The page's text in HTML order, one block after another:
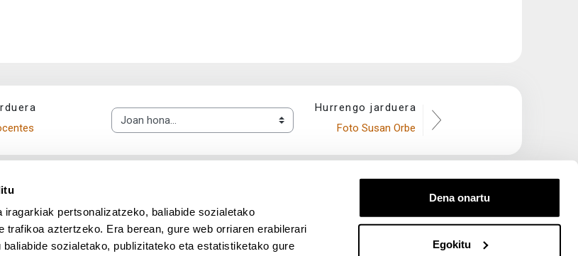
pertsonalizatzeko, baliabide sozialetako
trafikoa aztertzeko. Era berean, gure web orriaren erabilerari
sozialetako, publizitateko eta estatistiketako gure
Dena onartu
Egokitu
Joan hona...
Hurrengo jarduera
Foto Susan Orbe
UPV/EHU en Facebook (abre ventana nueva)
UPV/EHU en Twitter (abre ventana nueva)
UPV/EHU en LinkedIn (abre ventana nueva)
UPV/EHU en YouTube (abre ventana nueva)